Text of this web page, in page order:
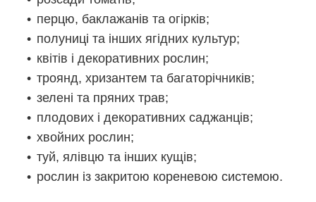
перцю, баклажанів та огірків;
полуниці та інших ягідних культур;
квітів і декоративних рослин;
троянд, хризантем та багаторічників;
зелені та пряних трав;
плодових і декоративних саджанців;
хвойних рослин;
туй, ялівцю та інших кущів;
рослин із закритою кореневою системою.